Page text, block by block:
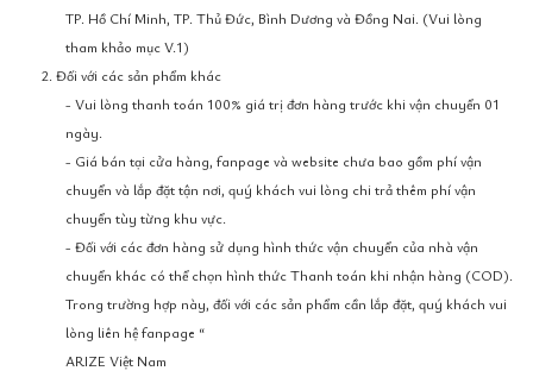
TP. Hồ Chí Minh, TP. Thủ Đức, Bình Dương và Đồng Nai. (Vui lòng
tham khảo mục V.1)
2. Đối với các sản phẩm khác
- Vui lòng thanh toán 100% giá trị đơn hàng trước khi vận chuyển 01
ngày.
- Giá bán tại cửa hàng, fanpage và website chưa bao gồm phí vận
chuyển và lắp đặt tận nơi, quý khách vui lòng chi trả thêm phí vận
chuyển tùy từng khu vực.
- Đối với các đơn hàng sử dụng hình thức vận chuyển của nhà vận
chuyển khác có thể chọn hình thức Thanh toán khi nhận hàng (COD).
Trong trường hợp này, đối với các sản phẩm cần lắp đặt, quý khách vui
lòng liên hệ fanpage “
ARIZE Việt Nam